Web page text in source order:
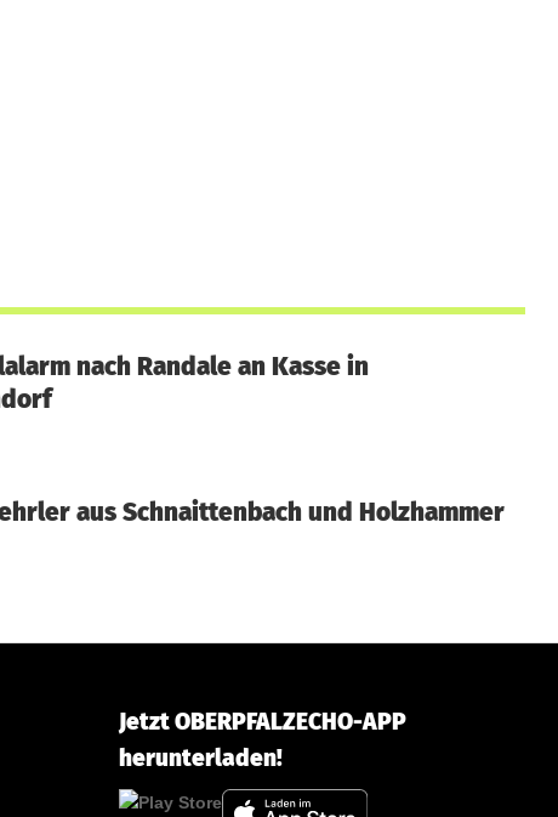
nach Randale an Kasse in
aus Schnaittenbach und Holzhammer
Jetzt OBERPFALZECHO-APP
herunterladen!